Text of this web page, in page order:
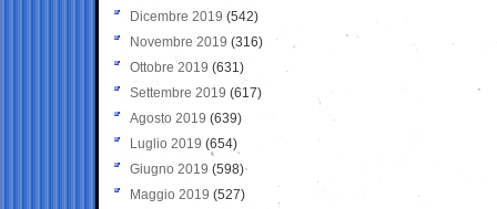
Dicembre 2019 (542)
Novembre 2019 (316)
Ottobre 2019 (631)
Settembre 2019 (617)
Agosto 2019 (639)
Luglio 2019 (654)
Giugno 2019 (598)
Maggio 2019 (527)